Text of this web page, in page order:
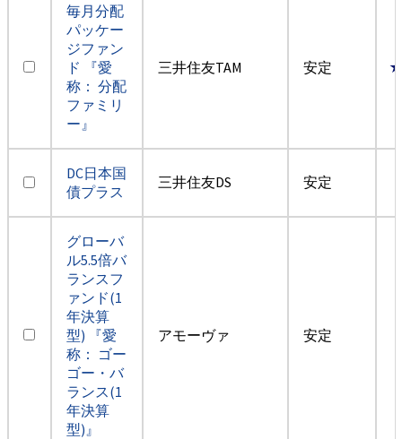
毎月分配
パッケー
ジファン
ド 『愛
称： 分配
ファミリ
ー』
三井住友TAM 安定
DC日本国
債プラス
三井住友DS 安定
グローバ
ル5.5倍バ
ランスフ
ァンド(1
年決算
型) 『愛
称： ゴー
ゴー・バ
ランス(1
年決算
型)』
アモーヴァ 安定